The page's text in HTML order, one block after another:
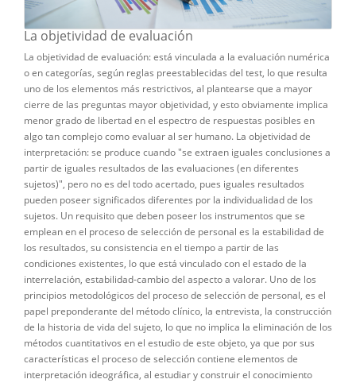
La objetividad de evaluación
La objetividad de evaluación: está vinculada a la evaluación numérica
o en categorías, según reglas preestablecidas del test, lo que resulta
uno de los elementos más restrictivos, al plantearse que a mayor
cierre de las preguntas mayor objetividad, y esto obviamente implica
menor grado de libertad en el espectro de respuestas posibles en
algo tan complejo como evaluar al ser humano. La objetividad de
interpretación: se produce cuando "se extraen iguales conclusiones a
partir de iguales resultados de las evaluaciones (en diferentes
sujetos)", pero no es del todo acertado, pues iguales resultados
pueden poseer significados diferentes por la individualidad de los
sujetos. Un requisito que deben poseer los instrumentos que se
emplean en el proceso de selección de personal es la estabilidad de
los resultados, su consistencia en el tiempo a partir de las
condiciones existentes, lo que está vinculado con el estado de la
interrelación, estabilidad-cambio del aspecto a valorar. Uno de los
principios metodológicos del proceso de selección de personal, es el
papel preponderante del método clínico, la entrevista, la construcción
de la historia de vida del sujeto, lo que no implica la eliminación de los
métodos cuantitativos en el estudio de este objeto, ya que por sus
características el proceso de selección contiene elementos de
interpretación ideográfica, al estudiar y construir el conocimiento